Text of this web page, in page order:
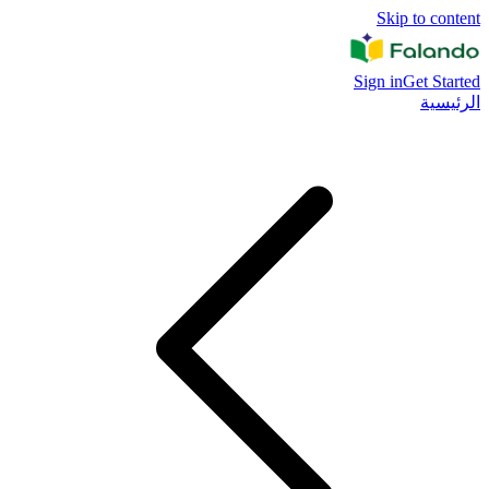
Skip to content
Sign inGet Started
الرئيسية